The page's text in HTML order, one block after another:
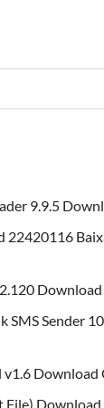
9.9.5
22420116
SMS Sender
v1.6 Download
File)